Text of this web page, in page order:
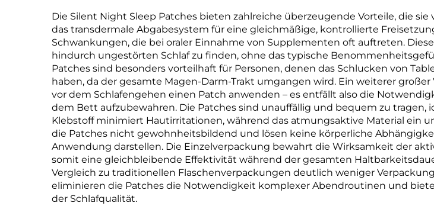
niedlich Lippenband
zum Schlafen
Kühlendes
Erfrischungs-Stick
Praktischer
mitgeführter
Inhalier-Tube
Die Silent Night Sleep Patches bieten zahlreiche überzeugende Vorteile, die
das transdermale Abgabesystem für eine gleichmäßige, kontrollierte
Schwankungen, die bei oraler Einnahme von Supplementen oft auftreten.
hindurch ungestörten Schlaf zu finden, ohne das typische
Patches sind besonders vorteilhaft für Personen, denen das Schlucken von
haben, da der gesamte Magen-Darm-Trakt umgangen wird. Ein weiterer
vor dem Schlafengehen einen Patch anwenden – es entfällt also die
dem Bett aufzubewahren. Die Patches sind unauffällig und bequem zu tragen,
Klebstoff minimiert Hautirritationen, während das atmungsaktive Material ein
die Patches nicht gewohnheitsbildend und lösen keine körperliche
Anwendung darstellen. Die Einzelverpackung bewahrt die Wirksamkeit der
somit eine gleichbleibende Effektivität während der gesamten
Vergleich zu traditionellen Flaschenverpackungen deutlich weniger
eliminieren die Patches die Notwendigkeit komplexer Abendroutinen und
der Schlafqualität.